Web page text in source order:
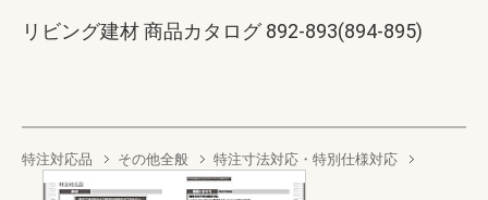
リビング建材 商品カタログ 892-893(894-895)
特注対応品 その他全般 特注寸法対応・特別仕様対応